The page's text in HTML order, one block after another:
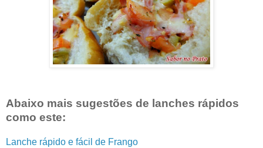
Abaixo mais sugestões de lanches rápidos
como este:
Lanche rápido e fácil de Frango